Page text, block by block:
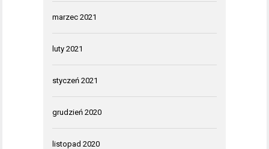
marzec 2021
luty 2021
styczeń 2021
grudzień 2020
listopad 2020